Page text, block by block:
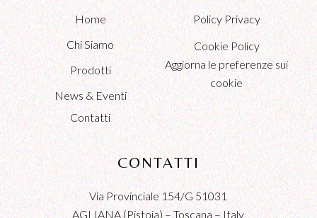
Home
Chi Siamo
Prodotti
News & Eventi
Contatti
Policy Privacy
Cookie Policy
Aggiorna le preferenze sui
cookie
CONTATTI
Via Provinciale 154/G 51031
AGLIANA (Pistoia) – Toscana – Italy